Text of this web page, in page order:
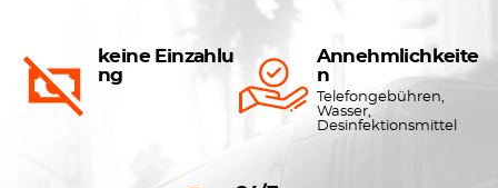
keine Einzahlu
ng
Annehmlichkeite
n
Telefongebühren,
Wasser,
Desinfektionsmittel